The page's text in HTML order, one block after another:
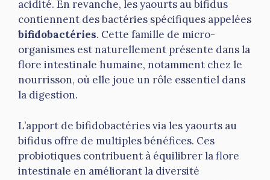
acidité. En revanche, les yaourts au bifidus
contiennent des bactéries spécifiques appelées
bifidobactéries. Cette famille de micro-
organismes est naturellement présente dans la
flore intestinale humaine, notamment chez le
nourrisson, où elle joue un rôle essentiel dans
la digestion.
L’apport de bifidobactéries via les yaourts au
bifidus offre de multiples bénéfices. Ces
probiotiques contribuent à équilibrer la flore
intestinale en améliorant la diversité